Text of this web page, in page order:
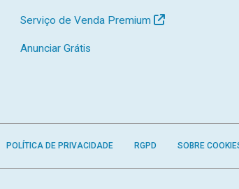
Serviço de Venda Premium
Anunciar Grátis
POLÍTICA DE PRIVACIDADE RGPD SOBRE